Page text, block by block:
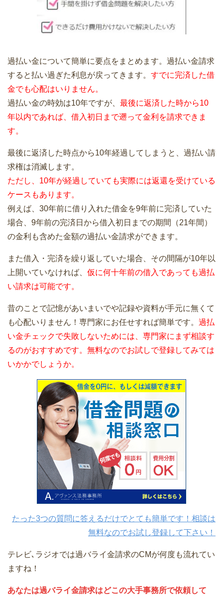
過払い金について簡単に要点をまとめます。過払い金請求
すると払い過ぎた利息が戻ってきます。 すでに完済した借
金でも心配はいりません。
過払い金の時効は10年ですが、 最後に返済した時から10
年以内であれば、借入初日まで遡って金利を請求できま
す。
最後に返済した時点から10年経過してしまうと、過払い請
求権は消滅します。
ただし、10年が経過していても実際には返還を受けている
ケースもあります。
例えば、30年前に借り入れた借金を9年前に完済していた
場合、9年前の完済日から借入初日までの期間（21年間）
の金利も含めた金額の過払い金請求ができます。
また借入・完済を繰り返していた場合、その間隔が10年以
上開いていなければ、 仮に何十年前の借入であっても過払
い請求は可能です。
昔のことで記憶があいまいでや記録や資料が手元に無くて
も心配いりません！専門家にお任せすれば簡単です。 過払
い金チェックで失敗しないためには、専門家にまず相談す
るのがおすすめです。無料なのでお試しで登録してみては
いかかでしょうか。
たった3つの質問に答えるだけでとても簡単です！相談は
無料なのでお試し登録して下さい！
テレビ､ラジオでは過バライ金請求のCMが何度も流れてい
ますね！
あなたは過バライ金請求はどこの大手事務所で依頼して